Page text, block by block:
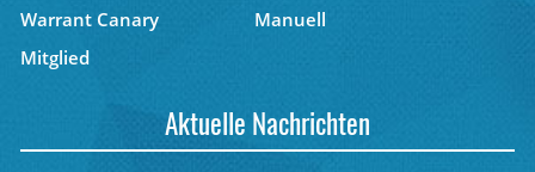
Warrant Canary
Manuell
Mitglied
Aktuelle Nachrichten